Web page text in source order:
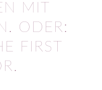
MIT
ODER:
FIRST